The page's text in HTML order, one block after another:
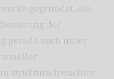
gegründet, die
der
gerade auch unter
strukturschwachen